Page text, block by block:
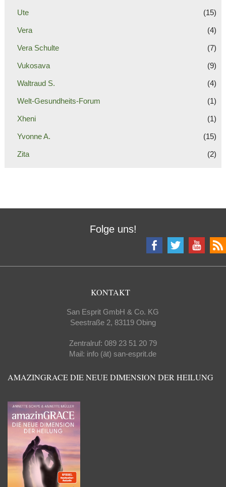
Ute (15)
Vera (4)
Vera Schulte (7)
Vukosava (9)
Waltraud S. (4)
Welt-Gesundheits-Forum (1)
Xheni (1)
Yvonne A. (15)
Zita (2)
Folge uns!
KONTAKT
San Esprit GmbH & Co. KG
Seestraße 2, 83119 Obing
Zentralruf: 089 23 51 20 79
Mail: info (ät) san-esprit.de
AMAZINGRACE DIE NEUE DIMENSION DER HEILUNG